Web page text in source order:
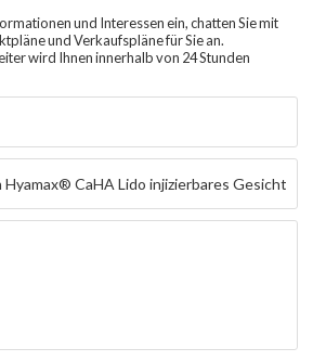
und Interessen ein, chatten Sie mit
und Verkaufspläne für Sie an.
wird Ihnen innerhalb von 24 Stunden